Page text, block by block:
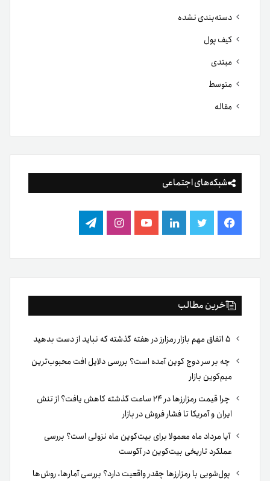
دسته‌بندی نشده
کیف پول
مبتدی
متوسط
مقاله
شبکه‌های اجتماعی
فیس
بوک
توییتر لینکدینیوتیوباینستاگرام
تلگرام
آخرین مطالب
چه بر سر دوج کوین آمده است؟ بررسی دلایل افت محبوب‌ترین
میم‌کوین بازار
چرا قیمت رمزارزها در ۲۴ ساعت گذشته کاهش یافت؟ از تنش
ایران و آمریکا تا فشار فروش در بازار
آیا مرداد ماه معمولا برای بیت‌کوین ماه نزولی است؟ بررسی
عملکرد تاریخی بیت‌کوین در آگوست
پول‌شویی با رمزارزها چقدر واقعیت دارد؟ بررسی آمارها، روش‌ها